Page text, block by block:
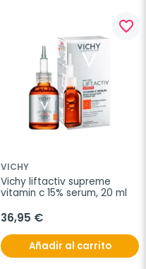
favorite_border
VICHY
Vichy liftactiv supreme
vitamin c 15% serum, 20 ml
36,95 €
Añadir al carrito